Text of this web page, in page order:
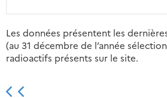
Les données présentent les
(au 31 décembre de l’année
radioactifs présents sur le site.